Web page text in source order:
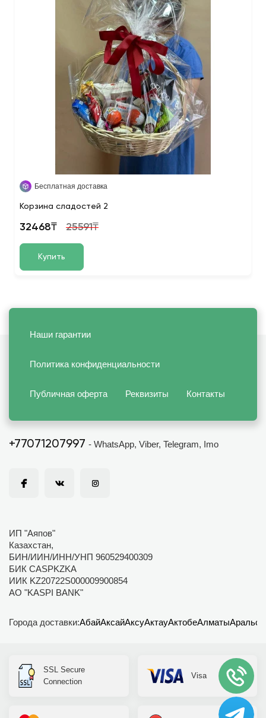
Бесплатная доставка
Корзина сладостей 2
32468₸ 25591₸
Купить
Наши гарантии
Политика конфиденциальности
Публичная оферта Реквизиты Контакты
+77071207997 - WhatsApp, Viber, Telegram, Imo
ИП "Аяпов"
Казахстан,
БИН/ИИН/ИНН/УНП 960529400309
БИК CASPKZKA
ИИК KZ20722S000009900854
АО "KASPI BANK"
Города доставки:АбайАксайАксуАктауАктобеАлматыАральск
SSL Secure
Connection
Visa